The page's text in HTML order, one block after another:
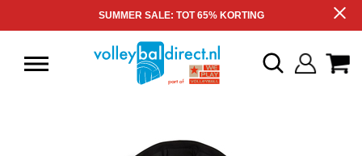
SUMMER SALE: TOT 65% KORTING